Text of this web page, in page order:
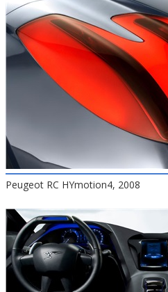
Peugeot RC HYmotion4, 2008